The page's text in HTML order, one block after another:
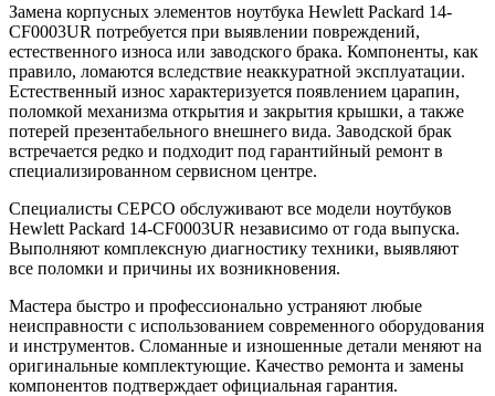
Замена корпусных элементов ноутбука Hewlett Packard 14-
CF0003UR потребуется при выявлении повреждений,
естественного износа или заводского брака. Компоненты, как
правило, ломаются вследствие неаккуратной эксплуатации.
Естественный износ характеризуется появлением царапин,
поломкой механизма открытия и закрытия крышки, а также
потерей презентабельного внешнего вида. Заводской брак
встречается редко и подходит под гарантийный ремонт в
специализированном сервисном центре.
Специалисты СЕРСО обслуживают все модели ноутбуков
Hewlett Packard 14-CF0003UR независимо от года выпуска.
Выполняют комплексную диагностику техники, выявляют
все поломки и причины их возникновения.
Мастера быстро и профессионально устраняют любые
неисправности с использованием современного оборудования
и инструментов. Сломанные и изношенные детали меняют на
оригинальные комплектующие. Качество ремонта и замены
компонентов подтверждает официальная гарантия.